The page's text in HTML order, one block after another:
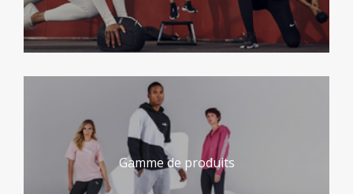
Gamme de produits